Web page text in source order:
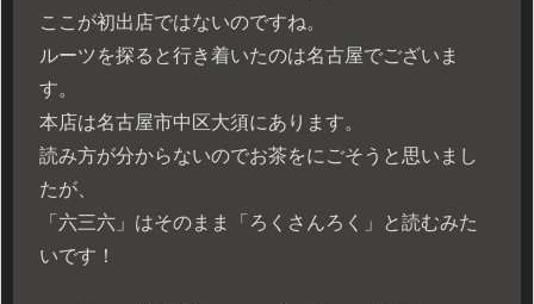
ここが初出店ではないのですね。
ルーツを探ると行き着いたのは名古屋でございま
す。
本店は名古屋市中区大須にあります。
読み方が分からないのでお茶をにごそうと思いまし
たが、
「六三六」はそのまま「ろくさんろく」と読むみた
いです！